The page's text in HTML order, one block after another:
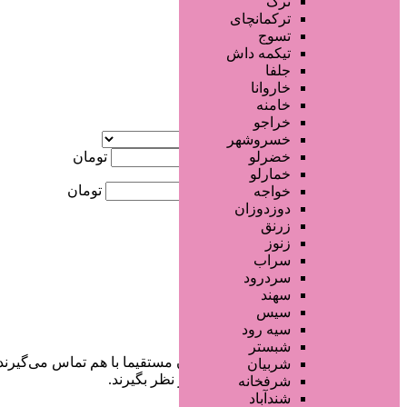
ترکمانچای
تسوج
تیکمه داش
جلفا
خاروانا
خامنه
خراجو
خسروشهر
خضرلو
خمارلو
خواجه
دوزدوزان
زرنق
زنوز
سراب
سردرود
سهند
سیس
سیه رود
شبستر
شربیان
شرفخانه
شندآباد
آگهی ویژه
کمترین قیمت
تومان
بیشترین قیمت تومان
در سایت تبلیغاتی مرکز زیبایی کاربران مستقیما با هم تماس
خودشان جنبه‌های مختلف امنیتی را در نظر بگیرند.